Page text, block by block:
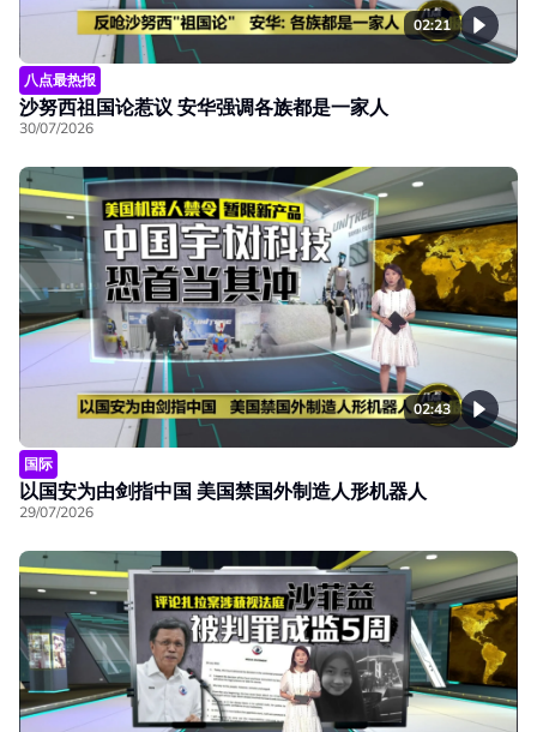
02:21
八点最热报
沙努西祖国论惹议 安华强调各族都是一家人
30/07/2026
02:43
国际
以国安为由剑指中国 美国禁国外制造人形机器人
29/07/2026